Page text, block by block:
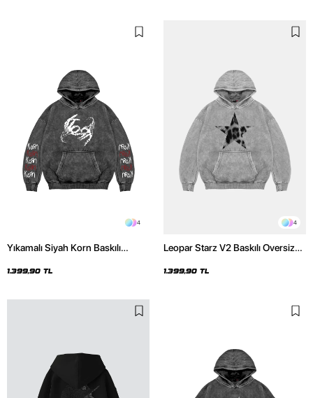
4
Yıkamalı Siyah Korn Baskılı
1.399,90 TL
4
Leopar Starz V2 Baskılı Oversize
Hoodie
1.399,90 TL